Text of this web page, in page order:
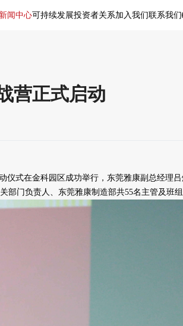
新闻中心可持续发展投资者关系加入我们联系我们
营正式启动
仪式在金科园区成功举行，东莞雅康副总经理
门负责人、东莞雅康制造部共55名主管及班组